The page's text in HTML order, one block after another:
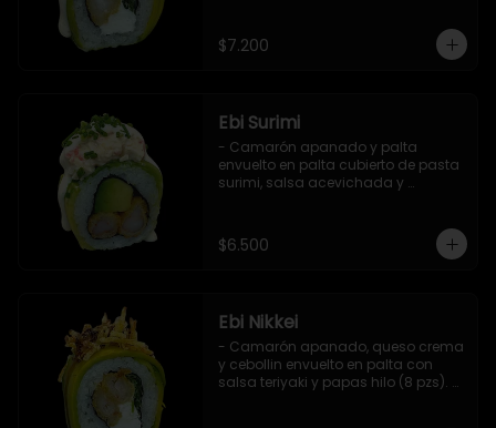
$7.200
Ebi Surimi
- Camarón apanado y palta
envuelto en palta cubierto de pasta
surimi, salsa acevichada y
$6.500
Ebi Nikkei
- Camarón apanado, queso crema
y cebollin envuelto en palta con
salsa teriyaki y papas hilo (8 pzs).